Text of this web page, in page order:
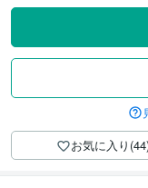
お気に入り